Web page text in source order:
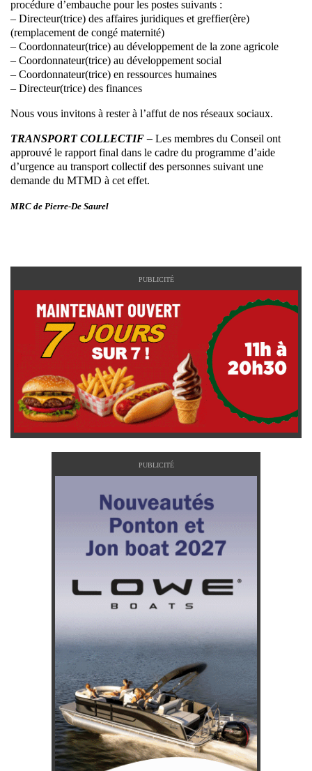
procédure d’embauche pour les postes suivants :
– Directeur(trice) des affaires juridiques et greffier(ère)
(remplacement de congé maternité)
– Coordonnateur(trice) au développement de la zone agricole
– Coordonnateur(trice) au développement social
– Coordonnateur(trice) en ressources humaines
– Directeur(trice) des finances
Nous vous invitons à rester à l’affut de nos réseaux sociaux.
TRANSPORT COLLECTIF – Les membres du Conseil ont
approuvé le rapport final dans le cadre du programme d’aide
d’urgence au transport collectif des personnes suivant une
demande du MTMD à cet effet.
MRC de Pierre-De Saurel
PUBLICITÉ
PUBLICITÉ